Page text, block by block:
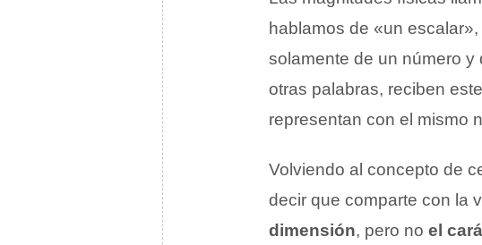
hablamos de «un
solamente de un número y
otras palabras, reciben
representan con el mismo
Volviendo al concepto de
decir que comparte con la
dimensión, pero no el